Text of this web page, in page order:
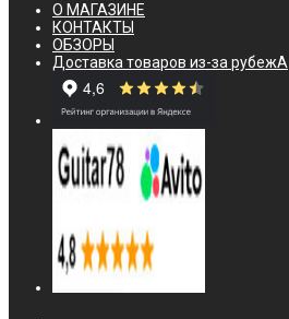
О МАГАЗИНЕ
КОНТАКТЫ
ОБЗОРЫ
Доставка товаров из-за рубежА